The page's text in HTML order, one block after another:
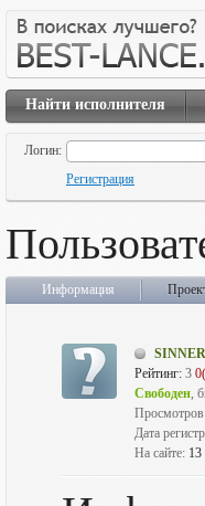
Найти исполнителя
Логин:
Регистрация
Информация
SINNER
Рейтинг: 3
Свободен,
Дата
На сайте: 13